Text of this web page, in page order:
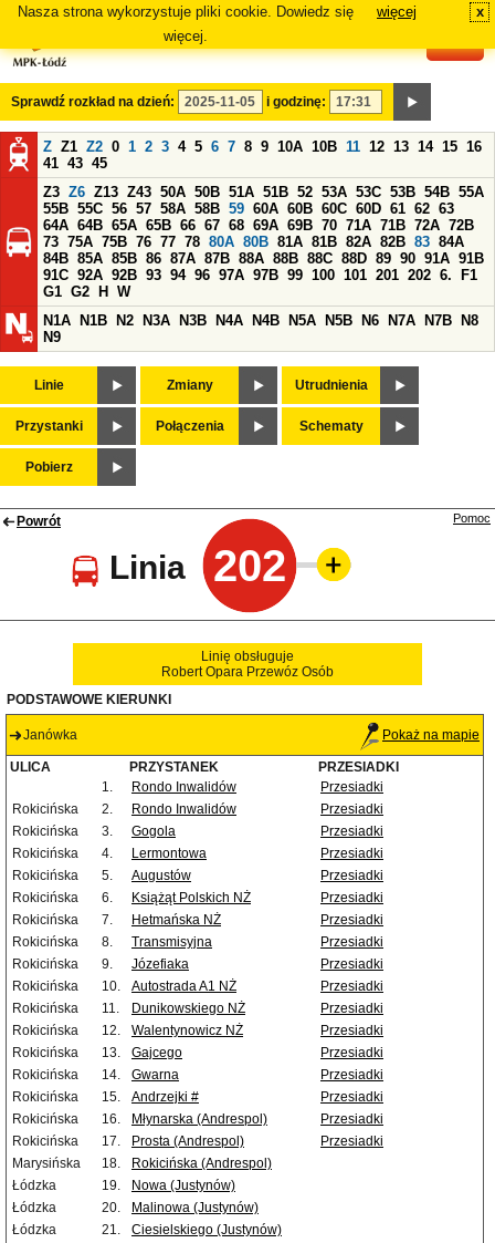
Nasza strona wykorzystuje pliki cookie. Dowiedz się
więcej.
więcej x
Sprawdź rozkład na dzień: i godzinę:
Z Z1 Z2 0 1 2 3 4 5 6 7 8 9 10A 10B 11 12 13 14 15 16
41 43 45
Z3 Z6 Z13 Z43 50A 50B 51A 51B 52 53A 53C 53B 54B 55A
55B 55C 56 57 58A 58B 59 60A 60B 60C 60D 61 62 63
64A 64B 65A 65B 66 67 68 69A 69B 70 71A 71B 72A 72B
73 75A 75B 76 77 78 80A 80B 81A 81B 82A 82B 83 84A
84B 85A 85B 86 87A 87B 88A 88B 88C 88D 89 90 91A 91B
91C 92A 92B 93 94 96 97A 97B 99 100 101 201 202 6.
F1
G1 G2 H
W
N1A
N1B N2 N3A N3B N4A N4B N5A N5B N6 N7A N7B
N8
N9
Linie Zmiany Utrudnienia
Przystanki Połączenia Schematy
Pobierz
Powrót
Linia 202
Pomoc
Linię obsługuje
Robert Opara Przewóz Osób
PODSTAWOWE KIERUNKI
Janówka Pokaż na mapie
ULICA PRZYSTANEK
PRZESIADKI
1.
Rondo Inwalidów
Przesiadki
Rokicińska
2. Rondo Inwalidów
Przesiadki
Rokicińska
3. Gogola
Przesiadki
Rokicińska
4. Lermontowa
Przesiadki
Rokicińska
5. Augustów
Przesiadki
Rokicińska
6. Książąt Polskich NŻ
Przesiadki
Rokicińska
7. Hetmańska NŻ
Przesiadki
Rokicińska
8. Transmisyjna
Przesiadki
Rokicińska
9. Józefiaka
Przesiadki
Rokicińska
10. Autostrada A1 NŻ
Przesiadki
Rokicińska
11. Dunikowskiego NŻ
Przesiadki
Rokicińska
12. Walentynowicz NŻ
Przesiadki
Rokicińska
13. Gajcego
Przesiadki
Rokicińska
14. Gwarna
Przesiadki
Rokicińska
15. Andrzejki #
Przesiadki
Rokicińska
16. Młynarska (Andrespol)
Przesiadki
Rokicińska
17. Prosta (Andrespol)
Przesiadki
Marysińska
18.
Rokicińska (Andrespol)
Łódzka
19.
Nowa (Justynów)
Łódzka
20.
Malinowa (Justynów)
Łódzka
21.
Ciesielskiego (Justynów)